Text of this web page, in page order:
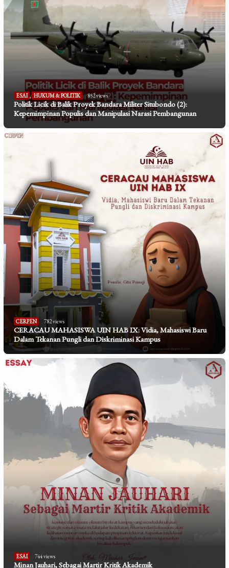
ESAI , HUKUM & POLITIK 852 views
Politik Licik di Balik Proyek Bandara Militer Situbondo (2):
Kepemimpinan Populis dan Manipulasi Narasi Pembangunan
CERPEN 782 views
CERACAU MAHASISWA UIN HAB IX: Vidia, Mahasiswi Baru
Dalam Tekanan Pungli dan Diskriminasi Kampus
ESAI 744 views
Minan Jauhari, Sebagai Martir Kritik Akademik